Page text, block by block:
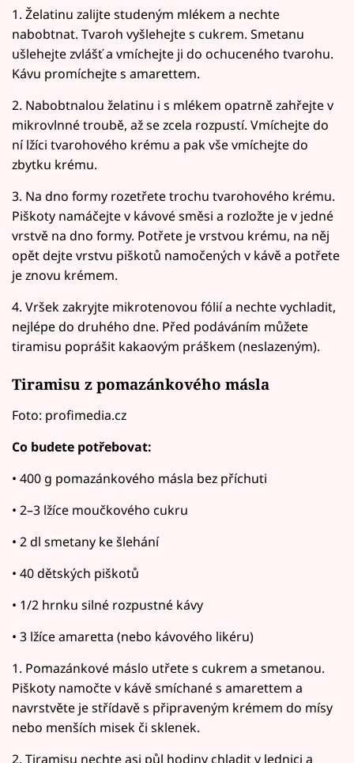
1. Želatinu zalijte studeným mlékem a nechte
nabobtnat. Tvaroh vyšlehejte s cukrem. Smetanu
ušlehejte zvlášť a vmíchejte ji do ochuceného tvarohu.
Kávu promíchejte s amarettem.
2. Nabobtnalou želatinu i s mlékem opatrně zahřejte v
mikrovlnné troubě, až se zcela rozpustí. Vmíchejte do
ní lžíci tvarohového krému a pak vše vmíchejte do
zbytku krému.
3. Na dno formy rozetřete trochu tvarohového krému.
Piškoty namáčejte v kávové směsi a rozložte je v jedné
vrstvě na dno formy. Potřete je vrstvou krému, na něj
opět dejte vrstvu piškotů namočených v kávě a potřete
je znovu krémem.
4. Vršek zakryjte mikrotenovou fólií a nechte vychladit,
nejlépe do druhého dne. Před podáváním můžete
tiramisu poprášit kakaovým práškem (neslazeným).
Tiramisu z pomazánkového másla
Foto: profimedia.cz
Co budete potřebovat:
• 400 g pomazánkového másla bez příchuti
• 2–3 lžíce moučkového cukru
• 2 dl smetany ke šlehání
• 40 dětských piškotů
• 1/2 hrnku silné rozpustné kávy
• 3 lžíce amaretta (nebo kávového likéru)
1. Pomazánkové máslo utřete s cukrem a smetanou.
Piškoty namočte v kávě smíchané s amarettem a
navrstvěte je střídavě s připraveným krémem do mísy
nebo menších misek či sklenek.
2. Tiramisu nechte asi půl hodiny chladit v lednici a